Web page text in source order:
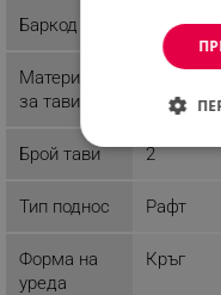
Баркод
Материали
за тави
Брой тави 2
Тип поднос Рафт
Форма на
уреда
Кръг